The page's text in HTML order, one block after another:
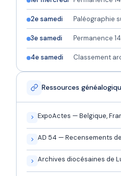
2e samedi Paléographie
3e samedi Permanence
4e samedi Classement
Ressources
ExpoActes — Belgique,
AD 54 — Recensements
Archives diocésaines de